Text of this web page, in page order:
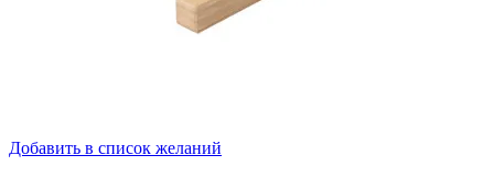
Добавить в список желаний